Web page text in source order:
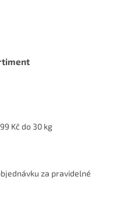
Kč do 30 kg
za pravidelné